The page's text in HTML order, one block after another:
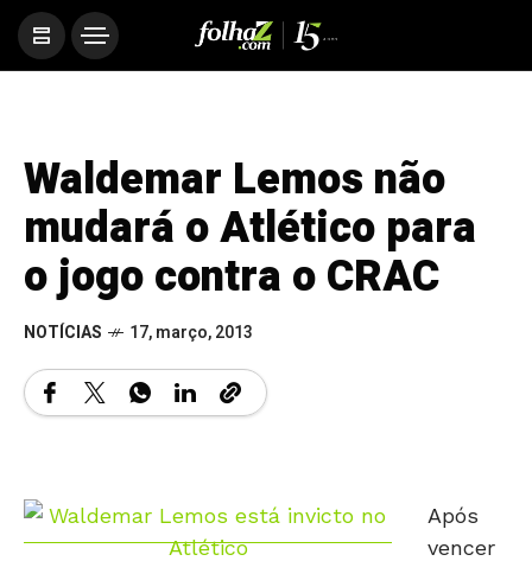
Waldemar Lemos não
mudará o Atlético para
o jogo contra o CRAC
NOTÍCIAS 17, março, 2013
Após
vencer